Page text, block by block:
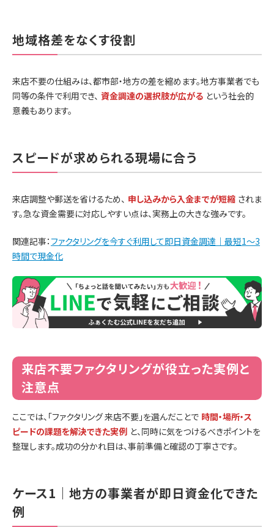
地域格差をなくす役割
来店不要の仕組みは、都市部・地方の差を縮めます。地方事業者でも
同等の条件で利用でき、 資金調達の選択肢が広がる という社会的
意義もあります。
スピードが求められる現場に合う
来店調整や郵送を省けるため、 申し込みから入金までが短縮 されま
す。急な資金需要に対応しやすい点は、実務上の大きな強みです。
関連記事： ファクタリングを今すぐ利用して即日資金調達｜最短1〜3
時間で現金化
来店不要ファクタリングが役立った実例と
注意点
ここでは、「ファクタリング 来店不要」を選んだことで 時間・場所・ス
ピードの課題を解決できた実例 と、同時に気をつけるべきポイントを
整理します。成功の分かれ目は、事前準備と確認の丁寧さです。
ケース1｜地方の事業者が即日資金化できた
例